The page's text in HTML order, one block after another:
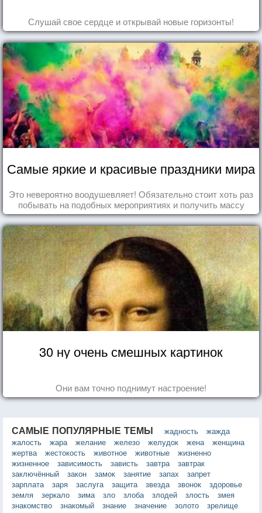
Слушай свое сердце и открывай новые горизонты!
Самые яркие и красивые праздники мира
Это невероятно воодушевляет! Обязательно стоит хоть раз
побывать на подобных мероприятиях и получить массу
впечатлений!
30 ну очень смешных картинок
Они вам точно поднимут настроение!
САМЫЕ ПОПУЛЯРНЫЕ ТЕМЫ жадность
жажда
жалость
жара желание железо желудок жена
женщина
жертва
жестокость животное животные
жизненно
жизненное
зависимость зависть завтра
завтрак
заключённый
закон замок занятие запах
запрет
зарплата
заря заслуга защита звезда звонок
здоровье
земля
зеркало зима зло злоба злодей злость
змея
знакомство
знакомый знание значение золото
зрелище